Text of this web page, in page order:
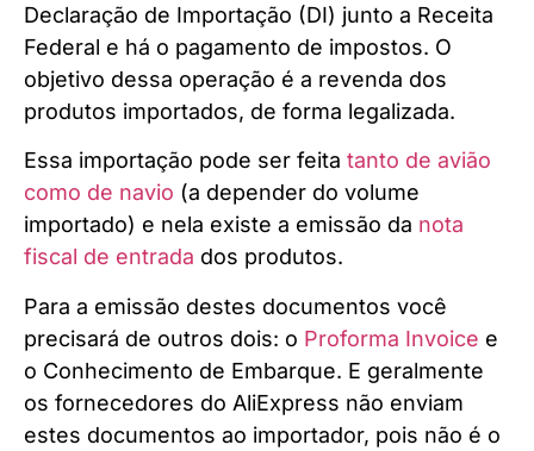
Declaração de Importação (DI) junto a Receita
Federal e há o pagamento de impostos. O
objetivo dessa operação é a revenda dos
produtos importados, de forma legalizada.
Essa importação pode ser feita tanto de avião
como de navio (a depender do volume
importado) e nela existe a emissão da nota
fiscal de entrada dos produtos.
Para a emissão destes documentos você
precisará de outros dois: o Proforma Invoice e
o Conhecimento de Embarque. E geralmente
os fornecedores do AliExpress não enviam
estes documentos ao importador, pois não é o